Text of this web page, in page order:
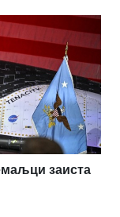
заиста